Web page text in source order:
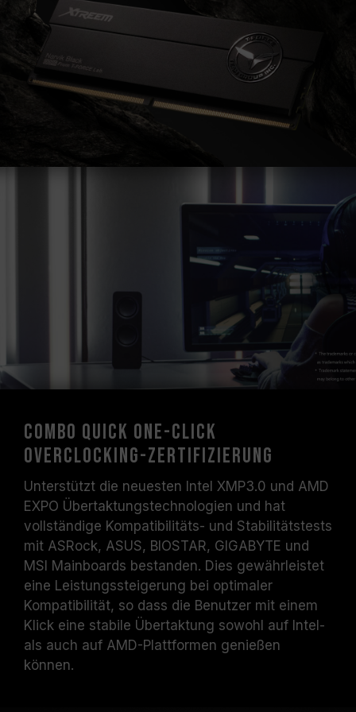
Speichers hängt von den BIOS-Einstellungen
des Systems und der Kompatibilität von
Motherboard und CPU ab.
Wenn XMP 3.0 (Intel) oder EXPO (AMD)
nicht aktiviert ist, läuft der Speicher mit der
SPD-Standardfrequenz (JEDEC-Standard),
z. B. DDR5-4800 (oder niedriger). Dies ist
Hauptplatinen können die angegebene
Frequenz nicht erreichen, da die endgültige
Betriebsfrequenz von den
Eine Übertaktung (wie z. B. die Aktivierung
von XMP 3.0 / EXPO-Einstellungen) ist nicht
Teil des JEDEC-Standards und kann die
Systemstabilität beinträchtigen. Falls die
Übertaktung zur Instabilität des Systems
Standardeinstellungen zurück.
Die angegebene Frequenz des
Speichermoduls ist die maximal erreichbare
Frequenz. Sie wird jedoch nicht von allen
Systemen erreicht werden können.
Vergewissern Sie sich, dass Ihr Motherboard
und Ihr Prozessor die entsprechenden
Übertaktungstechnologien (XMP 3.0 /
EXPO) unterstützen; andernfalls erreicht der
Speicher eventuell nicht die angegebene
Übertaktungsfrequenz.
TEAMGROUP-Speichermodule werden unter
normalen Spannungsbedingungen getestet.
Bei Problemen mit dem Prozessor oder dem
Combo Quick One-Click
Overclocking-Zertifizierung
Unterstützt die neuesten Intel XMP3.0 und AMD
EXPO Übertaktungstechnologien und hat
vollständige Kompatibilitäts- und Stabilitätstests
mit ASRock, ASUS, BIOSTAR, GIGABYTE und
MSI Mainboards bestanden. Dies gewährleistet
eine Leistungssteigerung bei optimaler
Kompatibilität, so dass die Benutzer mit einem
Klick eine stabile Übertaktung sowohl auf Intel-
als auch auf AMD-Plattformen genießen
können.